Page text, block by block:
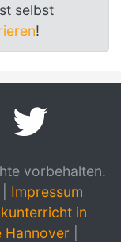
selbst
!
vorbehalten.
Impressum
in
Hannover